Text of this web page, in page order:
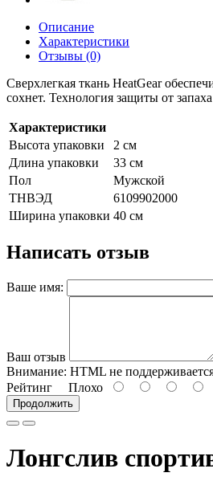
Описание
Характеристики
Отзывы (0)
Сверхлегкая ткань HeatGear
сохнет. Технология защиты от
Характеристики
Высота упаковки
2 см
Длина упаковки
33 см
Пол
Мужской
ТНВЭД
6109902000
Ширина упаковки 40 см
Написать отзыв
Ваше имя:
Ваш отзыв
Внимание: HTML не
Рейтинг Плохо
Продолжить
Лонгслив